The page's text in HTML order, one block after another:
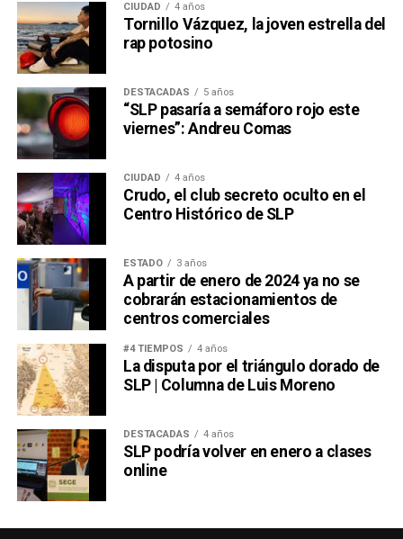
CIUDAD 4 años
Tornillo Vázquez, la joven estrella del
rap potosino
DESTACADAS 5 años
“SLP pasaría a semáforo rojo este
viernes”: Andreu Comas
CIUDAD 4 años
Crudo, el club secreto oculto en el
Centro Histórico de SLP
ESTADO 3 años
A partir de enero de 2024 ya no se
cobrarán estacionamientos de
centros comerciales
#4 TIEMPOS 4 años
La disputa por el triángulo dorado de
SLP | Columna de Luis Moreno
DESTACADAS 4 años
SLP podría volver en enero a clases
online